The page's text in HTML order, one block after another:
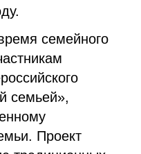
семейного
семьей»,
Проект